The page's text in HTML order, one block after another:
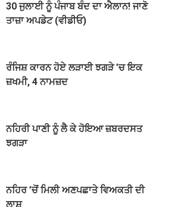
30 ਜੁਲਾਈ ਨੂੰ ਪੰਜਾਬ ਬੰਦ ਦਾ ਐਲਾਨ! ਜਾਣੋ
ਤਾਜ਼ਾ ਅਪਡੇਟ (ਵੀਡੀਓ)
ਰੰਜਿਸ਼ ਕਾਰਨ ਹੋਏ ਲੜਾਈ ਝਗੜੇ ’ਚ ਇਕ
ਜ਼ਖਮੀ, 4 ਨਾਮਜ਼ਦ
ਨਹਿਰੀ ਪਾਣੀ ਨੂੰ ਲੈ ਕੇ ਹੋਇਆ ਜ਼ਬਰਦਸਤ
ਝਗੜਾ
ਨਹਿਰ ’ਚੋਂ ਮਿਲੀ ਅਣਪਛਾਤੇ ਵਿਅਕਤੀ ਦੀ
ਲਾਸ਼